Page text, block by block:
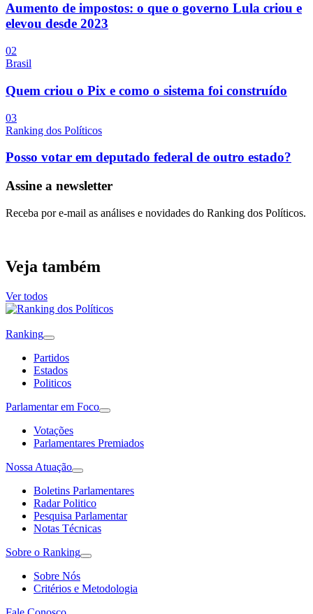
Aumento de impostos: o que o governo Lula criou e
elevou desde 2023
02
Brasil
Quem criou o Pix e como o sistema foi construído
03
Ranking dos Políticos
Posso votar em deputado federal de outro estado?
Assine a newsletter
Receba por e-mail as análises e novidades do Ranking dos Políticos.
Veja também
Ver todos
Ranking
Partidos
Estados
Politicos
Parlamentar em Foco
Votações
Parlamentares Premiados
Nossa Atuação
Boletins Parlamentares
Radar Politico
Pesquisa Parlamentar
Notas Técnicas
Sobre o Ranking
Sobre Nós
Critérios e Metodologia